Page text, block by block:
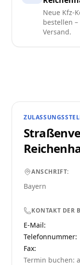
Neue Kfz-
bestellen
Versand.
ANSCHRIFT:
Bayern
KONTAKT DER
E-Mail:
Telefonnummer:
Fax:
Termin buchen: